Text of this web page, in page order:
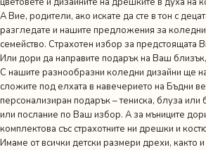
А Вие, родители, ако искате да сте в тон с
разгледате и нашите предложения за
семейство. Страхотен избор за предстоящата
Или дори да направите подарък на Ваш
С нашите разнообразни коледни дизайни ще
сложите под елхата в навечерието на Бъдни
персонализиран подарък – тениска, блуза
или послание по Ваш избор. А за мъниците
комплектова със страхотните ни дрешки и
Имаме от всички детски размери дрехи, както и